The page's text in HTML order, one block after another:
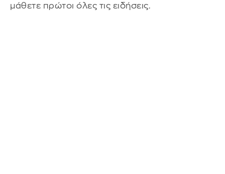
μάθετε πρώτοι όλες τις ειδήσεις.